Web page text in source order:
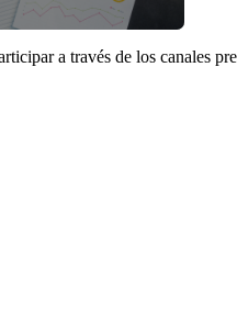
a través de los canales